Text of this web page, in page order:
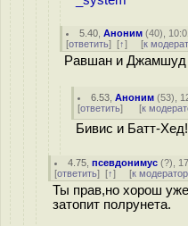
5.40 ,Аноним (40),
[ответить] [↑] [к
Равшан и Джамшуд
6.53 ,Аноним (53),
[ответить] [к
Бивис и Батт-Хед!
4.75 ,псевдонимус (?),
[ответить] [↑] [к
Ты прав,но хорош
затопит полрунета.